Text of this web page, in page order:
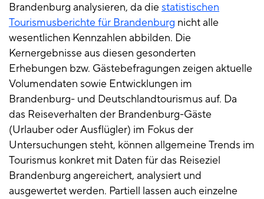
Brandenburg analysieren, da die statistischen
Tourismusberichte für Brandenburg nicht alle
wesentlichen Kennzahlen abbilden. Die
Kernergebnisse aus diesen gesonderten
Erhebungen bzw. Gästebefragungen zeigen aktuelle
Volumendaten sowie Entwicklungen im
Brandenburg- und Deutschlandtourismus auf. Da
das Reiseverhalten der Brandenburg-Gäste
(Urlauber oder Ausflügler) im Fokus der
Untersuchungen steht, können allgemeine Trends im
Tourismus konkret mit Daten für das Reiseziel
Brandenburg angereichert, analysiert und
ausgewertet werden. Partiell lassen auch einzelne